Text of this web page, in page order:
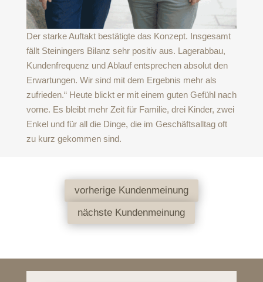
Der starke Auftakt bestätigte das Konzept. Insgesamt
fällt Steiningers Bilanz sehr positiv aus. Lagerabbau,
Kundenfrequenz und Ablauf entsprechen absolut den
Erwartungen. Wir sind mit dem Ergebnis mehr als
zufrieden.“ Heute blickt er mit einem guten Gefühl nach
vorne. Es bleibt mehr Zeit für Familie, drei Kinder, zwei
Enkel und für all die Dinge, die im Geschäftsalltag oft
zu kurz gekommen sind.
vorherige Kundenmeinung
nächste Kundenmeinung